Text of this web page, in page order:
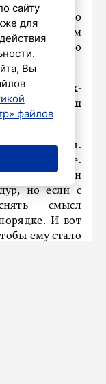
к людям
то они это
дети как-
на ваш
не меняется.
на месте.
новое. Да, он
но если с
смысл
И вот
ему стало
сайту
для
Вы
файлов